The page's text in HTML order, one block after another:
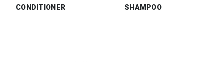
CONDITIONER
SHAMPOO